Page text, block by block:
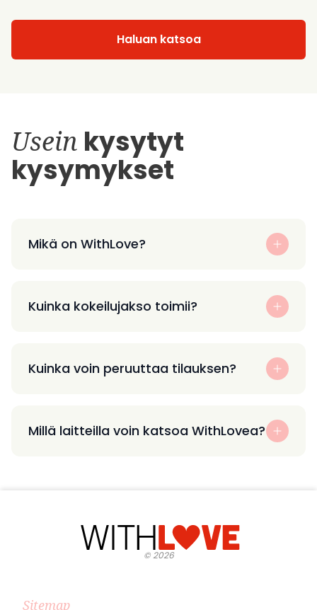
Haluan katsoa
Usein kysytyt
kysymykset
Mikä on WithLove?
Kuinka kokeilujakso toimii?
Kuinka voin peruuttaa tilauksen?
Millä laitteilla voin katsoa WithLovea?
©2026
Sitemap